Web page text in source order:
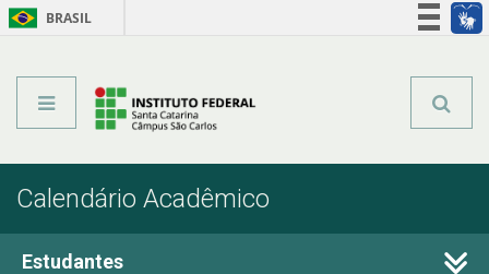
BRASIL
Calendário Acadêmico
Estudantes